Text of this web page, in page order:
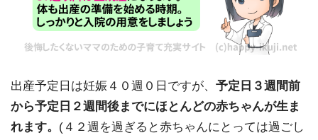
出産予定日は妊娠４０週０日ですが、 予定日３週間前
から予定日２週間後までにほとんどの赤ちゃんが生ま
れます。 (４２週を過ぎると赤ちゃんにとっては過ごし